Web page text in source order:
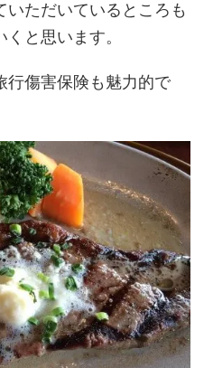
いただいているところも
と思います。
行傷害保険も魅力的で